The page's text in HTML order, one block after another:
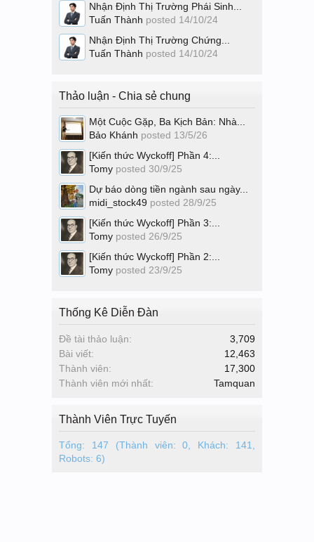
Nhận Định Thị Trường Phái Sinh...
Tuấn Thành posted 14/10/24
Nhận Định Thị Trường Chứng...
Tuấn Thành posted 14/10/24
Thảo luận - Chia sẻ chung
Một Cuộc Gặp, Ba Kịch Bản: Nhà...
Bảo Khánh posted 13/5/26
[Kiến thức Wyckoff] Phần 4:...
Tomy posted 30/9/25
Dự báo dòng tiền ngành sau ngày...
midi_stock49 posted 28/9/25
[Kiến thức Wyckoff] Phần 3:...
Tomy posted 26/9/25
[Kiến thức Wyckoff] Phần 2:...
Tomy posted 23/9/25
Thống Kê Diễn Đàn
Đề tài thảo luận:
3,709
Bài viết:
12,463
Thành viên:
17,300
Thành viên mới nhất:
Tamquan
Thành Viên Trực Tuyến
Tổng: 147 (Thành viên: 0, Khách: 141,
Robots: 6)